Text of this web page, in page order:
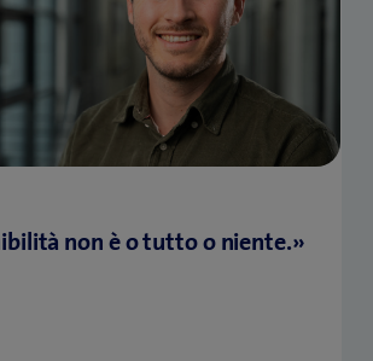
non è o tutto o niente.»